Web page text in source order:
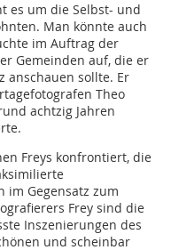
es um die Selbst- und
Man könnte auch
im Auftrag der
Gemeinden auf, die er
anschauen sollte. Er
Theo
achtzig Jahren
Freys konfrontiert, die
im Gegensatz zum
Frey sind die
Inszenierungen des
und scheinbar